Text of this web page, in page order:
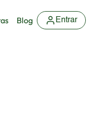
Blog Entrar